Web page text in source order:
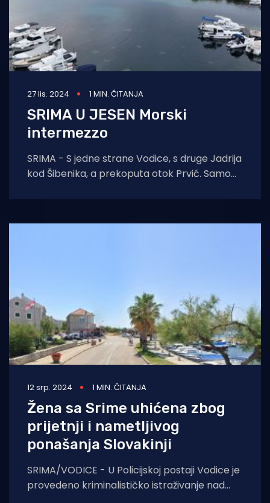
27 lis. 2024 1 MIN. ČITANJA
SRIMA U JESEN Morski
intermezzo
SRIMA - S jedne strane Vodice, s druge Jadrija
kod Šibenika, a prekoputa otok Prvić. Samo
12 srp. 2024 1 MIN. ČITANJA
Žena sa Srime uhićena zbog
prijetnji i nametljivog
ponašanja Slovakinji
SRIMA/VODICE - U Policijskoj postaji Vodice je
provedeno kriminalističko istraživanje nad